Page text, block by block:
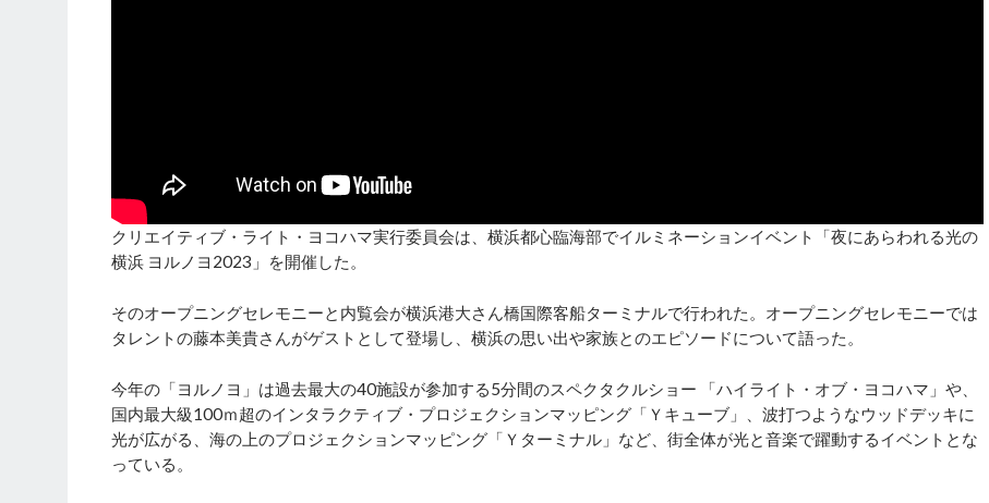
クリエイティブ・ライト・ヨコハマ実⾏委員会は、横浜都⼼臨海部でイルミネーションイベント「夜にあらわれる光の
横浜 ヨルノヨ2023」を開催した。
そのオープニングセレモニーと内覧会が横浜港⼤さん橋国際客船ターミナルで行われた。オープニングセレモニーでは
タレントの藤本美貴さんがゲストとして登場し、横浜の思い出や家族とのエピソードについて語った。
今年の「ヨルノヨ」は過去最⼤の40施設が参加する5分間のスペクタクルショー 「ハイライト・オブ・ヨコハマ」や、
国内最⼤級100ｍ超のインタラクティブ・プロジェクションマッピング「Ｙキューブ」、波打つようなウッドデッキに
光が広がる、海の上のプロジェクションマッピング「Ｙターミナル」など、街全体が光と音楽で躍動するイベントとな
っている。